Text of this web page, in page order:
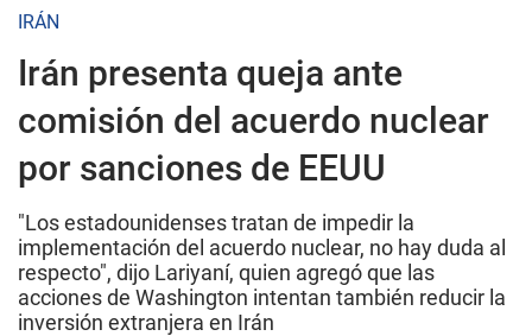
IRÁN
Irán presenta queja ante
comisión del acuerdo nuclear
por sanciones de EEUU
"Los estadounidenses tratan de impedir la
implementación del acuerdo nuclear, no hay duda al
respecto", dijo Lariyaní, quien agregó que las
acciones de Washington intentan también reducir la
inversión extranjera en Irán